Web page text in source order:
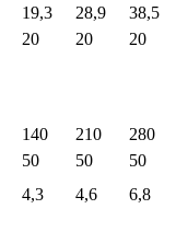
19,3 28,9
38,5
20 20 20
140 210
280
50 50
50
4,3 4,6 6,8